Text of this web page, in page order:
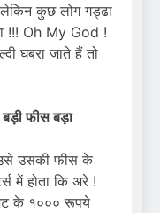
कुछ लोग गड्ढा
!!! Oh My God !
घबरा जाते हैं तो
बड़ी फीस बड़ा
उसे उसकी फीस के
में होता कि अरे !
के १००० रूपये